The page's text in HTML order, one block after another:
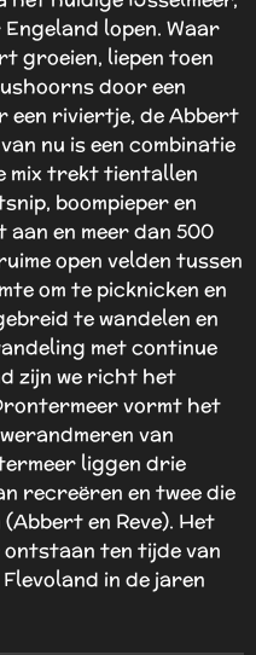
lopen. Waar
groeien, liepen toen
door een
een riviertje, de Abbert
nu is een combinatie
mix trekt tientallen
boompieper en
en meer dan 500
open velden tussen
om te picknicken en
te wandelen en
met continue
zijn we richt het
vormt het
van
liggen drie
recreëren en twee die
en Reve). Het
ontstaan ten tijde van
in de jaren